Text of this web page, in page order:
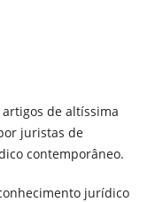
de altíssima
juristas de
contemporâneo.
jurídico